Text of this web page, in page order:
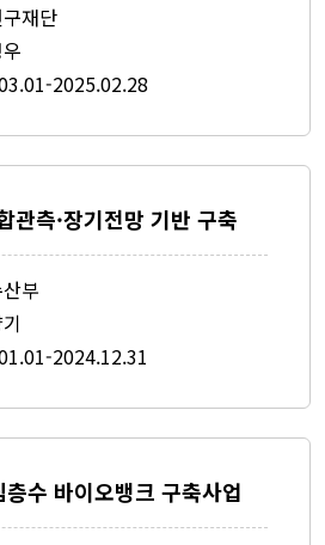
재단
2025.02.28
관측·장기전망 기반 구축
부
2024.12.31
수 바이오뱅크 구축사업